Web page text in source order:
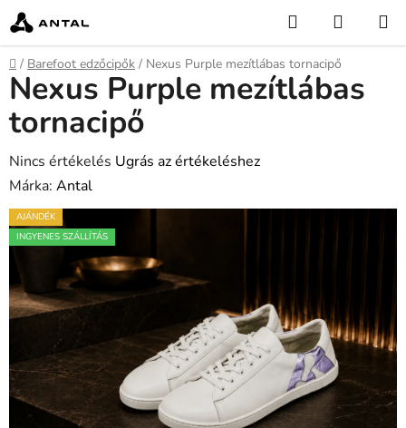
Ugrás
fő
tartalomhoz
KeresésKOSÁR
Kezdőlap
/ Barefoot edzőcipők / Nexus Purple mezítlábas tornacipő
Nexus Purple mezítlábas
tornacipő
A
termék
átlagos
értékelése
ből
0,0
Nincs értékelés Ugrás az értékeléshez
Márka: Antal
AJÁNDÉK
INGYENES SZÁLLÍTÁS